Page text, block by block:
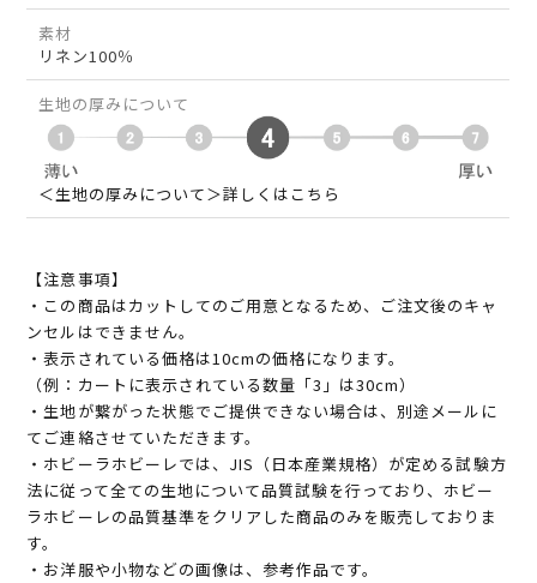
素材
リネン100％
生地の厚みについて
＜生地の厚みについて＞詳しくはこちら
【注意事項】
・この商品はカットしてのご用意となるため、ご注文後のキャ
ンセルはできません。
・表示されている価格は10cmの価格になります。
（例：カートに表示されている数量「3」は30cm）
・生地が繋がった状態でご提供できない場合は、別途メールに
てご連絡させていただきます。
・ホビーラホビーレでは、JIS（日本産業規格）が定める試験方
法に従って全ての生地について品質試験を行っており、ホビー
ラホビーレの品質基準をクリアした商品のみを販売しておりま
す。
・お洋服や小物などの画像は、参考作品です。